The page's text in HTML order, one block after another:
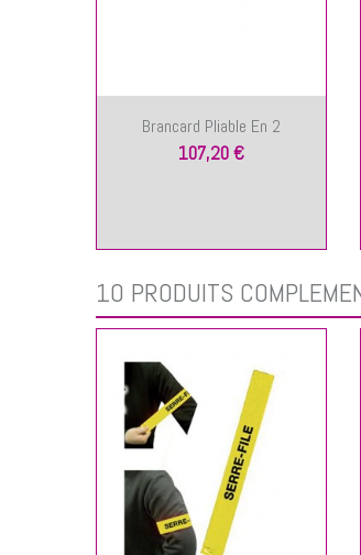
Brancard Pliable En 2
107,20 €
10 PRODUITS